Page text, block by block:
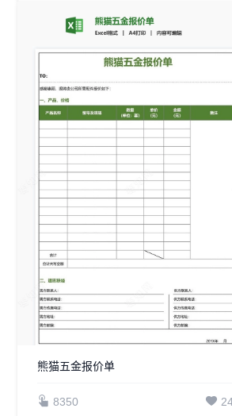
熊猫五金报价单
8350